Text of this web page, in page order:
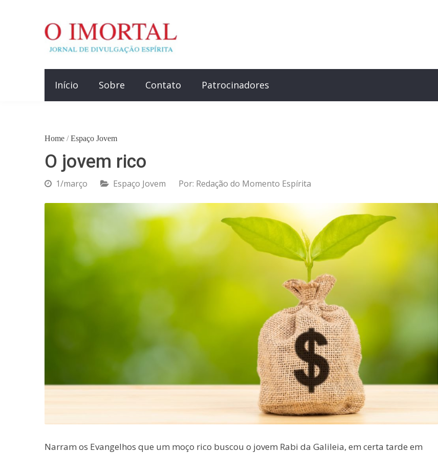
Início Sobre Contato Patrocinadores
Home / Espaço Jovem
O jovem rico
1/março Espaço Jovem Por: Redação do Momento Espírita
Narram os Evangelhos que um moço rico buscou o jovem Rabi da Galileia, em certa tarde em